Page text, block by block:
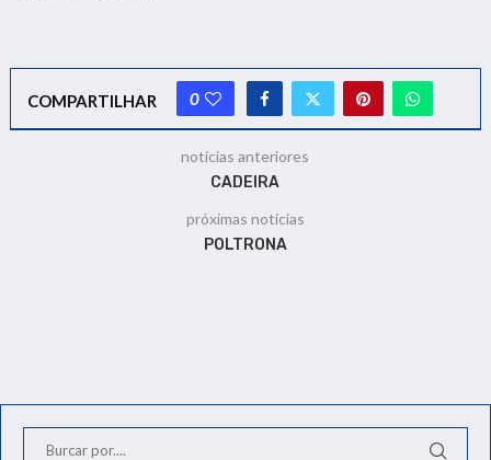
COMPARTILHAR 0
notícias anteriores
CADEIRA
próximas notícias
POLTRONA